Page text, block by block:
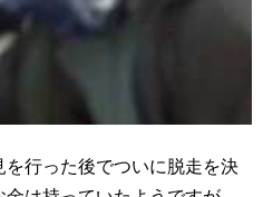
行った後でついに脱走を決